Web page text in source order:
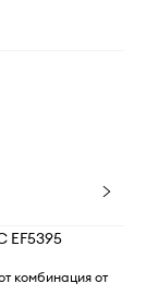
EF5395
комбинация от